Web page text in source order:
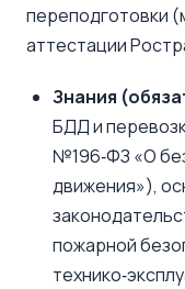
переподготовки
аттестации
Знания
БДД и
№196‑ФЗ «О
движения»),
пожарной